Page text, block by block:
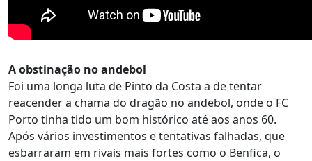
A obstinação no andebol
Foi uma longa luta de Pinto da Costa a de tentar
reacender a chama do dragão no andebol, onde o FC
Porto tinha tido um bom histórico até aos anos 60.
Após vários investimentos e tentativas falhadas, que
esbarraram em rivais mais fortes como o Benfica, o